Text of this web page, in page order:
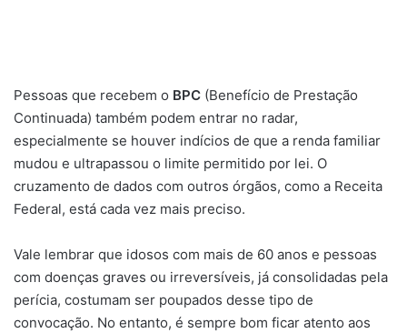
Pessoas que recebem o BPC (Benefício de Prestação
Continuada) também podem entrar no radar,
especialmente se houver indícios de que a renda familiar
mudou e ultrapassou o limite permitido por lei. O
cruzamento de dados com outros órgãos, como a Receita
Federal, está cada vez mais preciso.
Vale lembrar que idosos com mais de 60 anos e pessoas
com doenças graves ou irreversíveis, já consolidadas pela
perícia, costumam ser poupados desse tipo de
convocação. No entanto, é sempre bom ficar atento aos